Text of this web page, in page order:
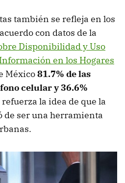
también se refleja en los
con datos de la
Disponibilidad y Uso
en los Hogares
México81.7% de las
celular y 36.6%
refuerza la idea de que la
de ser una herramienta